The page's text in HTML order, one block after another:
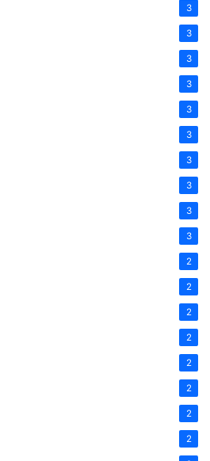
3
3
3
3
3
3
3
3
3
3
2
2
2
2
2
2
2
2